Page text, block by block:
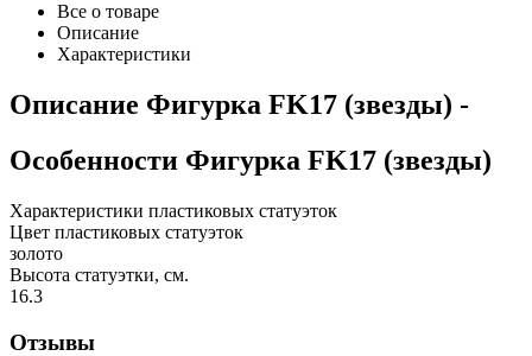
Все о товаре
Описание
Характеристики
Описание Фигурка FK17 (звезды) -
Особенности Фигурка FK17 (звезды)
Характеристики пластиковых статуэток
Цвет пластиковых статуэток
золото
Высота статуэтки, см.
16.3
Отзывы